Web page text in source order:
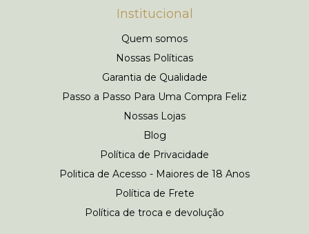
Institucional
Quem somos
Nossas Políticas
Garantia de Qualidade
Passo a Passo Para Uma Compra Feliz
Nossas Lojas
Blog
Política de Privacidade
Politica de Acesso - Maiores de 18 Anos
Política de Frete
Política de troca e devolução